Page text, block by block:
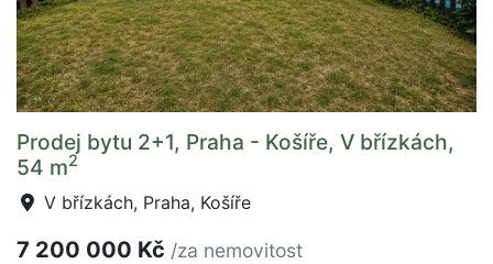
Prodej bytu 2+1, Praha - Košíře, V břízkách,
54 m2
V břízkách, Praha, Košíře
7 200 000 Kč /za nemovitost